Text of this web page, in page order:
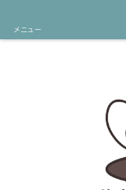
メニュー